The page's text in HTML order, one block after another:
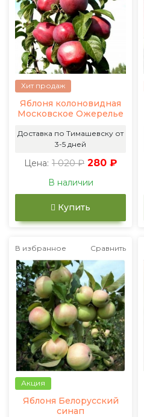
Хит продаж
Яблоня колоновидная
Московское Ожерелье
Доставка по Тимашевску от
3-5 дней
Цена: 1 020 ₽ 280 ₽
В наличии
Купить
В избранное Сравнить
Акция
Яблоня Белорусский
синап